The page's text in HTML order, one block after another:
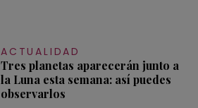
ACTUALIDAD
Tres planetas aparecerán junto a
la Luna esta semana: así puedes
observarlos